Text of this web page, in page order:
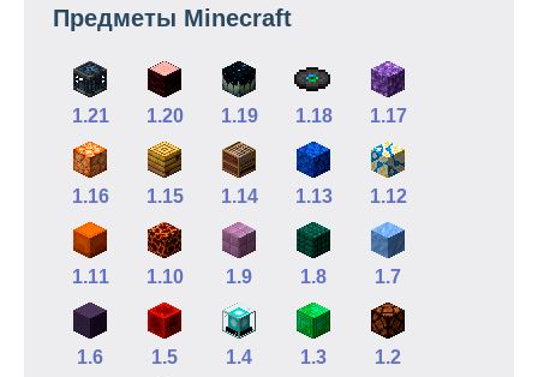
Предметы Minecraft
1.21 1.20 1.19 1.18 1.17
1.16 1.15 1.14 1.13 1.12
1.11 1.10 1.9 1.8 1.7
1.6 1.5 1.4 1.3 1.2